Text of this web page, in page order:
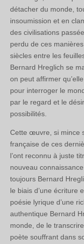
détacher du monde,
insoumission et en
des civilisations
perdu de ces
siècles entre les
Bernard Hreglich se
on peut affirmer
pour interroger le
par le regard et le
possibilités.
Cette œuvre, si mince
française de ces
l’ont reconnu à juste
nouveau
toujours Bernard
le biais d’une écriture
poésie lyrique d’une
authentique Bernard
monde, de le
poète souffrant dans